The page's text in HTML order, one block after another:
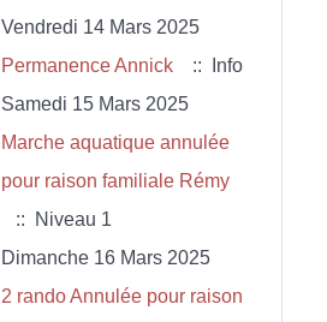
Vendredi 14 Mars 2025
Permanence Annick
:: Info
Samedi 15 Mars 2025
Marche aquatique annulée
pour raison familiale Rémy
:: Niveau 1
Dimanche 16 Mars 2025
2 rando Annulée pour raison